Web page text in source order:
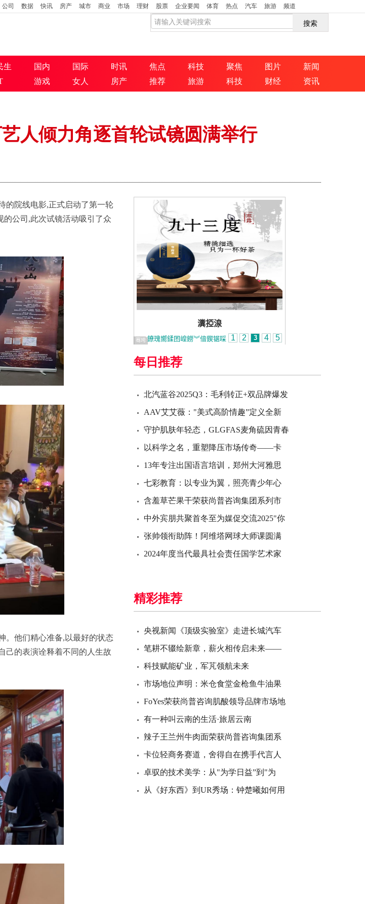
公司 数据 快讯 房产 城市 商业 市场 理财 股票 企业要闻 体育 热点 汽车 旅游 频道
搜索
生 国内 国际 时讯 焦点 科技 聚焦 图片
新闻
游戏 女人 房产 推荐 旅游 科技 财经 资讯
人倾力角逐首轮试镜圆满举行
的院线电影,正式启动了第一轮
公司,此次试镜活动吸引了众
。他们精心准备,以最好的状态
己的表演诠释着不同的人生故
每日推荐
北汽蓝谷2025Q3：毛利转正+双品牌爆发
AAV艾艾薇："美式高阶情趣”定义全新
守护肌肤年轻态，GLGFAS麦角硫因青春
以科学之名，重塑降压市场传奇——卡
13年专注出国语言培训，郑州大河雅思
七彩教育：以专业为翼，照亮青少年心
含羞草芒果干荣获尚普咨询集团系列市
中外宾朋共聚首冬至为媒促交流2025"你
张帅领衔助阵！阿维塔网球大师课圆满
2024年度当代最具社会责任国学艺术家
精彩推荐
央视新闻《顶级实验室》走进长城汽车
笔耕不辍绘新章，薪火相传启未来——
科技赋能矿业，军芃领航未来
市场地位声明：米仓食堂金枪鱼牛油果
FoYes荣获尚普咨询肌酸领导品牌市场地
有一种叫云南的生活·旅居云南
辣子王兰州牛肉面荣获尚普咨询集团系
卡位轻商务赛道，舍得自在携手代言人
卓驭的技术美学：从"为学日益”到"为
从《好东西》到UR秀场：钟楚曦如何用